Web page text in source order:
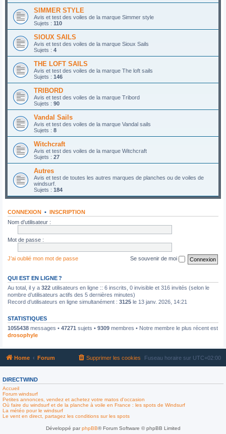
SIMMER STYLE
Avis et test des voiles de la marque Simmer style
Sujets : 110
SIOUX SAILS
Avis et test des voiles de la marque Sioux Sails
Sujets : 4
THE LOFT SAILS
Avis et test des voiles de la marque The loft sails
Sujets : 146
TRIBORD
Avis et test des voiles de la marque Tribord
Sujets : 90
Vandal Sails
Avis et test des voiles de la marque Vandal sails
Sujets : 8
Witchcraft
Avis et test des voiles de la marque Witchcraft
Sujets : 27
Autres
Avis et test de toutes les autres marques de planches ou de voiles de
windsurf.
Sujets : 184
CONNEXION • INSCRIPTION
Nom d’utilisateur :
Mot de passe :
J’ai oublié mon mot de passe Se souvenir de moi
QUI EST EN LIGNE ?
Au total, il y a 322 utilisateurs en ligne :: 6 inscrits, 0 invisible et 316 invités (selon le
nombre d’utilisateurs actifs des 5 dernières minutes)
Record d’utilisateurs en ligne simultanément : 3125 le 13 janv. 2026, 14:21
STATISTIQUES
1055438 messages • 47271 sujets • 9309 membres • Notre membre le plus récent est
drosophyle
Home Forum Fuseau horaire sur UTC+02:00
Supprimer les cookies
DIRECTWIND
Accueil
Forum windsurf
Petites annonces, vendez et achetez votre matos d'occasion
Où faire du windsurf et de la planche à voile en France : les spots de Windsurf
La météo pour le windsurf
Le vent en direct, partagez les conditions sur les spots
Développé parphpBB® Forum Software © phpBB Limited